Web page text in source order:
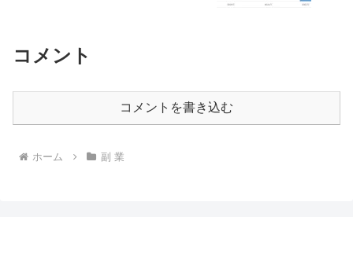
コメント
コメントを書き込む
ホーム 副 業